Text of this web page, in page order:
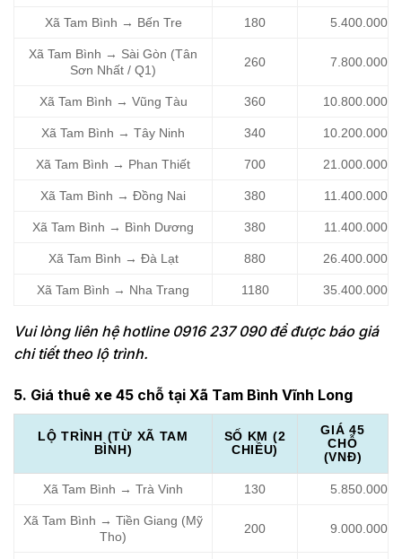
Xã Tam Bình → Bến Tre 180 5.400.000
Xã Tam Bình → Sài Gòn (Tân
Sơn Nhất / Q1)
260 7.800.000
Xã Tam Bình → Vũng Tàu 360 10.800.000
Xã Tam Bình → Tây Ninh 340 10.200.000
Xã Tam Bình → Phan Thiết 700 21.000.000
Xã Tam Bình → Đồng Nai 380 11.400.000
Xã Tam Bình → Bình Dương 380 11.400.000
Xã Tam Bình → Đà Lạt 880 26.400.000
Xã Tam Bình → Nha Trang 1180 35.400.000
Vui lòng liên hệ hotline 0916 237 090 để được báo giá
chi tiết theo lộ trình.
5. Giá thuê xe 45 chỗ tại Xã Tam Bình Vĩnh Long
LỘ TRÌNH (TỪ XÃ TAM
BÌNH)
SỐ KM (2
CHIỀU)
GIÁ 45
CHỖ
(VNĐ)
Xã Tam Bình → Trà Vinh 130 5.850.000
Xã Tam Bình → Tiền Giang (Mỹ
Tho)
200 9.000.000